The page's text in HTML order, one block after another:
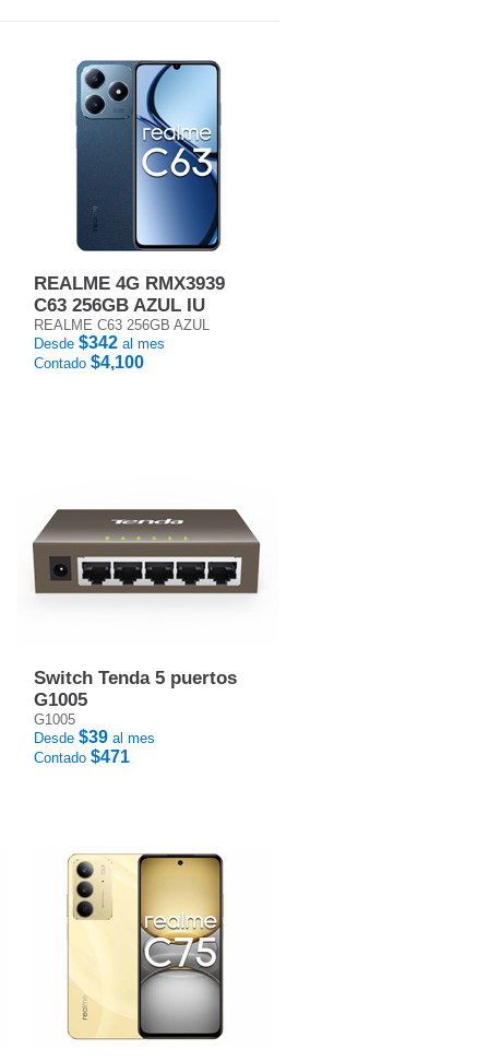
REALME 4G RMX3939
C63 256GB AZUL IU
REALME C63 256GB AZUL
Desde $342 al mes
Contado $4,100
Switch Tenda 5 puertos
G1005
G1005
Desde $39 al mes
Contado $471